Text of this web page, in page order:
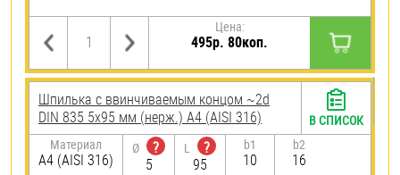
Цена:
495р. 80коп.
Шпилька c ввинчиваемым концом ~2d
DIN 835 5х95 мм (нерж.) A4 (AISI 316)
Материал
A4 (AISI 316)
Ø
?
5
L
?
95
b1
10
b2
16
В СПИСОК